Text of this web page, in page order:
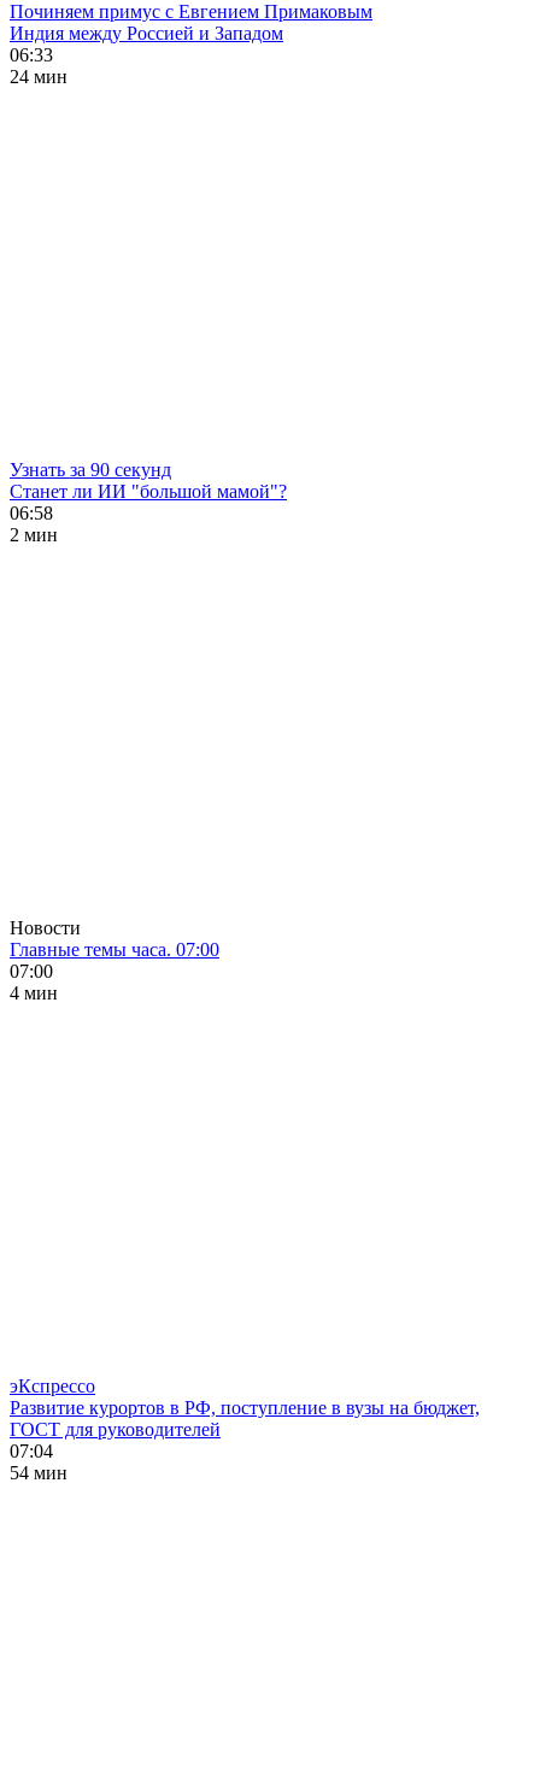
Починяем примус с Евгением Примаковым
Индия между Россией и Западом
06:33
24 мин
Узнать за 90 секунд
Станет ли ИИ "большой мамой"?
06:58
2 мин
Новости
Главные темы часа. 07:00
07:00
4 мин
эКспрессо
Развитие курортов в РФ, поступление в вузы на бюджет,
ГОСТ для руководителей
07:04
54 мин